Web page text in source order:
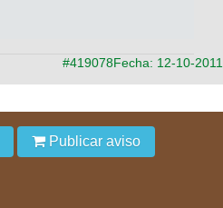
#419078Fecha: 12-10-2011
Publicar aviso